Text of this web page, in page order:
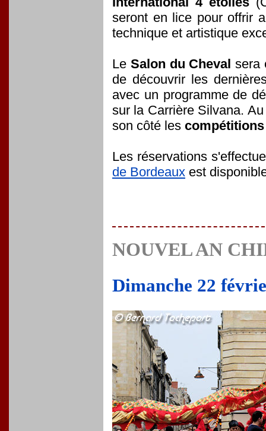
seront en lice pour offrir
technique et artistique
Le Salon du Cheval sera
de découvrir les
avec un programme de
sur la Carrière Silvana.
son côté les
Les réservations
de Bordeaux est
NOUVEL AN
Dimanche 22